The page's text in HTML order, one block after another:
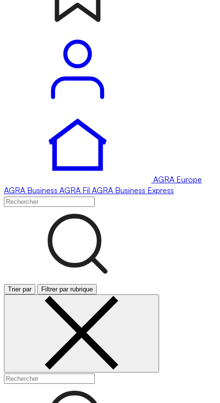
AGRA Europe
AGRA Business AGRA Fil AGRA Business Express
Trier par Filtrer par rubrique